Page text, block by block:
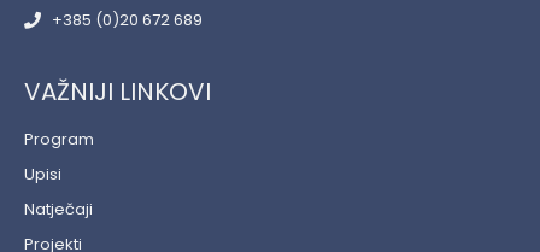
+385 (0)20 672 689
VAŽNIJI LINKOVI
Program
Upisi
Natječaji
Projekti